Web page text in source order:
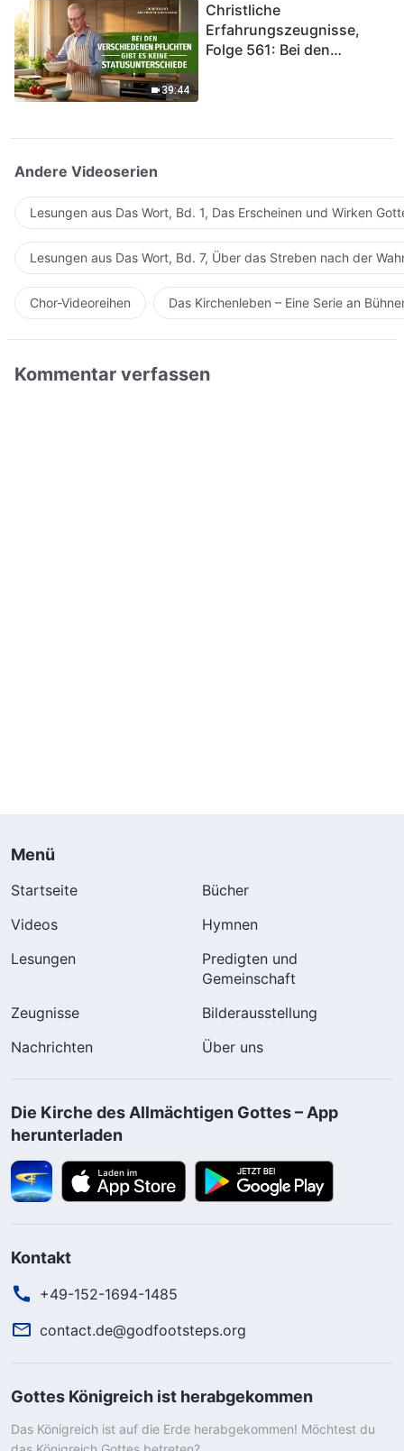
39:44
Christliche
Erfahrungszeugnisse,
Folge 561: Bei den
Andere Videoserien
Lesungen aus Das Wort, Bd. 1, Das Erscheinen und Wirken
Lesungen aus Das Wort, Bd. 7, Über das Streben nach der
Chor-Videoreihen Das Kirchenleben – Eine Serie an
Kommentar verfassen
Menü
Startseite
Bücher
Videos
Hymnen
Lesungen
Predigten und
Gemeinschaft
Zeugnisse
Bilderausstellung
Nachrichten
Über uns
Die Kirche des Allmächtigen Gottes – App
herunterladen
Kontakt
+49-152-1694-1485
contact.de@godfootsteps.org
Gottes Königreich ist herabgekommen
Das Königreich ist auf die Erde herabgekommen! Möchtest du